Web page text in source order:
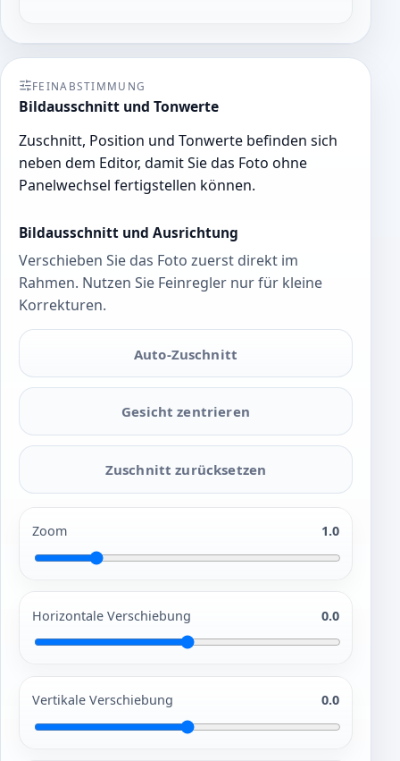
FEINABSTIMMUNG
Bildausschnitt und Tonwerte
Zuschnitt, Position und Tonwerte befinden sich
neben dem Editor, damit Sie das Foto ohne
Panelwechsel fertigstellen können.
Bildausschnitt und Ausrichtung
Verschieben Sie das Foto zuerst direkt im
Rahmen. Nutzen Sie Feinregler nur für kleine
Korrekturen.
Auto-Zuschnitt
Gesicht zentrieren
Zuschnitt zurücksetzen
Zoom 1.0
Horizontale Verschiebung 0.0
Vertikale Verschiebung 0.0